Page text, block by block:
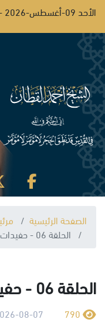
الأحد 09-أغسطس-2026 - 26 صفر ، 1448
الصفحة الرئيسية
الحلقة 06 - حفيدات الشيخ أحمد القطان
الحلقة 06 - حفيدات الشيخ أحمد القطان
08-07